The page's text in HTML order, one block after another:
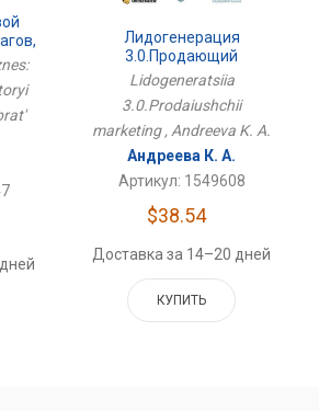
Лидогенерация
3.0.Продающий
Маркетинг
Lidogeneratsiia
3.0.Prodaiushchii
marketing , Andreeva K. A.
Андреева К. А.
Артикул: 1549608
$38.54
Доставка за 14–20 дней
КУПИТЬ